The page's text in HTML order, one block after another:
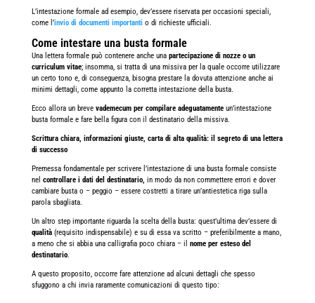
L’intestazione formale ad esempio, dev’essere riservata per occasioni speciali,
come l’invio di documenti importantio di richieste ufficiali.
Come intestare una busta formale
Una lettera formale può contenere anche una partecipazione di nozze o un
curriculum vitae; insomma, si tratta di una missiva per la quale occorre utilizzare
un certo tono e, di conseguenza, bisogna prestare la dovuta attenzione anche ai
minimi dettagli, come appunto la corretta intestazione della busta.
Ecco allora un breve vademecum per compilare adeguatamente un’intestazione
busta formalee fare bella figura con il destinatario della missiva.
Scrittura chiara, informazioni giuste, carta di alta qualità: il segreto di una lettera
di successo
Premessa fondamentale per scrivere l’intestazione di una busta formale consiste
nel controllare i dati del destinatario, in modo da non commettere errori e dover
cambiare busta o – peggio – essere costretti a tirare un’antiestetica riga sulla
parola sbagliata.
Un altro step importante riguarda la scelta della busta: quest’ultima dev’essere di
qualità(requisito indispensabile) e su di essa va scritto – preferibilmente a mano,
a meno che si abbia una calligrafia poco chiara – il nome per esteso del
destinatario.
A questo proposito, occorre fare attenzione ad alcuni dettagli che spesso
sfuggono a chi invia raramente comunicazioni di questo tipo: